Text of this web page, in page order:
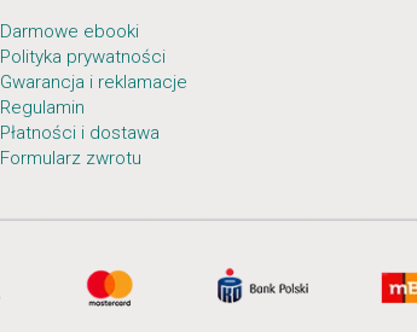
Darmowe ebooki
Polityka prywatności
Gwarancja i reklamacje
Regulamin
Płatności i dostawa
Formularz zwrotu